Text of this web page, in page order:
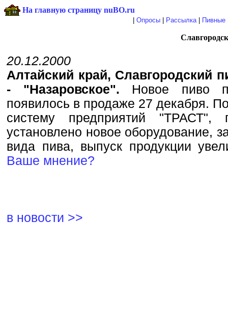
На главную страницу nuBO.ru
Опросы| Рассылка| Пивные
20.12.2000
Алтайский край, Славгородский
- "Назаровское". Новое пиво
появилось в продаже 27 декабря.
систему предприятий "ТРАСТ",
установлено новое оборудование,
вида пива, выпуск продукции
Ваше мнение?
в новости >>